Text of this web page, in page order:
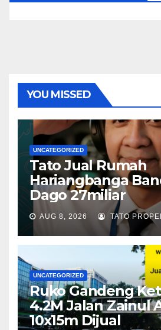
YOU MISSED
UNCATEGORIZED
Tato Jual Rumah
Hariangbanga
Dago 27miliar
AUG 8, 2026 TATO
UNCATEGORIZED
Ruko Gandeng
4.2M Jalan Zainul
10x15m Dijual